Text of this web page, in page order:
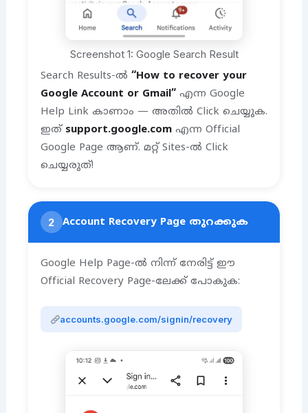
Screenshot 1: Google Search Result
Search Results-ൽ “How to recover your
Google Account or Gmail”എന്ന Google
Help Link കാണാം — അതിൽ Click ചെയ്യുക.
ഇത് support.google.comഎന്ന Official
Google Page ആണ്. മറ്റ് Sites-ൽ Click
ചെയ്യരുത്!
2 Account Recovery Page തുറക്കുക
Google Help Page-ൽ നിന്ന് നേരിട്ട് ഈ
Official Recovery Page-ലേക്ക് പോകുക:
accounts.google.com/signin/recovery